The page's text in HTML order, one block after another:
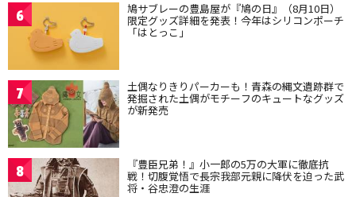
6 鳩サブレーの豊島屋が『鳩の日』（8月10日）
限定グッズ詳細を発表！今年はシリコンポーチ
「はとっこ」
7 土偶なりきりパーカーも！青森の縄文遺跡群で
発掘された土偶がモチーフのキュートなグッズ
が新発売
8 『豊臣兄弟！』小一郎の5万の大軍に徹底抗
戦！切腹覚悟で長宗我部元親に降伏を迫った武
将・谷忠澄の生涯